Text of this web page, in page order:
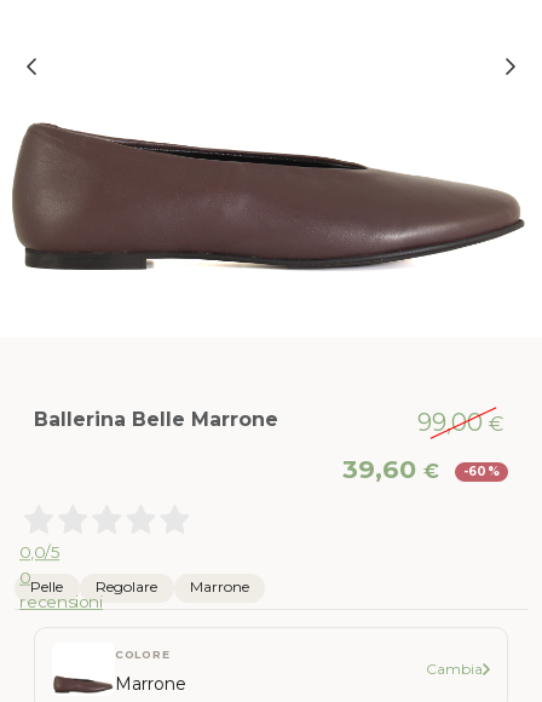
Ballerina Belle Marrone 99,00€
prezzo
39,60 € -60%
0,0/5
0
recensioni
Pelle Regolare Marrone
COLORE
Marrone
Cambia